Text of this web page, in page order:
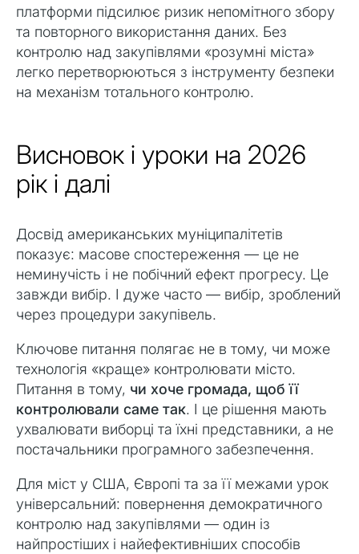
платформи підсилює ризик непомітного збору
та повторного використання даних. Без
контролю над закупівлями «розумні міста»
легко перетворюються з інструменту безпеки
на механізм тотального контролю.
Висновок і уроки на 2026
рік і далі
Досвід американських муніципалітетів
показує: масове спостереження — це не
неминучість і не побічний ефект прогресу. Це
завжди вибір. І дуже часто — вибір, зроблений
через процедури закупівель.
Ключове питання полягає не в тому, чи може
технологія «краще» контролювати місто.
Питання в тому, чи хоче громада, щоб її
контролювали саме так. І це рішення мають
ухвалювати виборці та їхні представники, а не
постачальники програмного забезпечення.
Для міст у США, Європі та за її межами урок
універсальний: повернення демократичного
контролю над закупівлями — один із
найпростіших і найефективніших способів